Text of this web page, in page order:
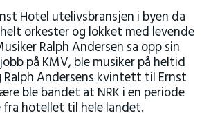
Hotel utelivsbransjen i byen da
orkester og lokket med levende
Ralph Andersen sa opp sin
på KMV, ble musiker på heltid
Ralph Andersens kvintett til Ernst
ble bandet at NRK i en periode
hotellet til hele landet.